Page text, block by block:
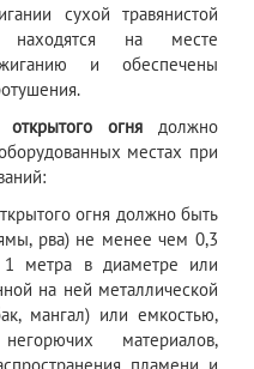
сухой травянистой
находятся на месте
и обеспечены
открытого огня должно
местах при
огня должно быть
рва) не менее чем 0,3
метра в диаметре или
на ней металлической
мангал) или емкостью,
материалов,